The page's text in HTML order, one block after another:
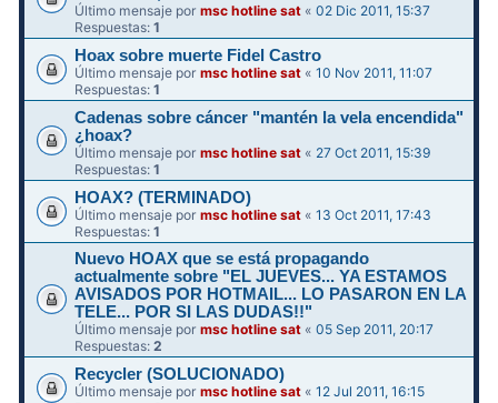
Último mensaje pormsc hotline sat «02 Dic 2011, 15:37
Respuestas:1
Hoax sobre muerte Fidel Castro
Último mensaje pormsc hotline sat «10 Nov 2011, 11:07
Respuestas:1
Cadenas sobre cáncer "mantén la vela encendida"
¿hoax?
Último mensaje pormsc hotline sat « 27 Oct 2011, 15:39
Respuestas:1
HOAX? (TERMINADO)
Último mensaje pormsc hotline sat «13 Oct 2011, 17:43
Respuestas:1
Nuevo HOAX que se está propagando
actualmente sobre "EL JUEVES... YA ESTAMOS
AVISADOS POR HOTMAIL... LO PASARON EN LA
TELE... POR SI LAS DUDAS!!"
Último mensaje pormsc hotline sat «05 Sep 2011, 20:17
Respuestas:2
Recycler (SOLUCIONADO)
Último mensaje pormsc hotline sat «12 Jul 2011, 16:15